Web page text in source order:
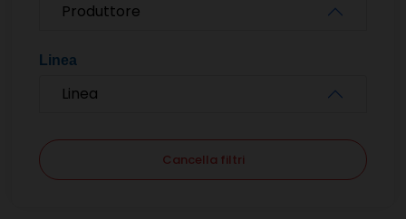
Produttore
Linea
Linea
Cancella filtri